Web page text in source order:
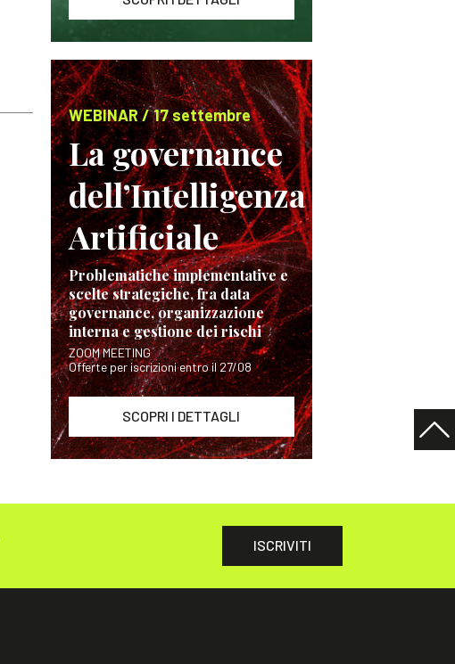
WEBINAR / 17 settembre
La governance
dell’Intelligenza
Artificiale
Problematiche implementative e
scelte strategiche, fra data
governance, organizzazione
interna e gestione dei rischi
ZOOM MEETING
Offerte per iscrizioni entro il 27/08
SCOPRI I DETTAGLI
ISCRIVITI